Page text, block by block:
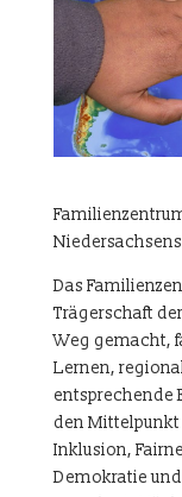
Niedersachsens
Das
Trägerschaft
Weg gemacht,
Lernen,
entsprechende
den Mittelpunkt
Inklusion,
Demokratie